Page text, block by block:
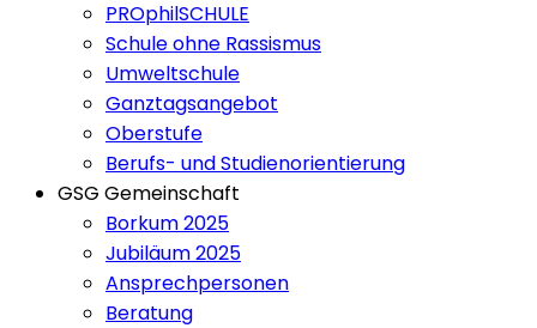
PROphilSCHULE
Schule ohne Rassismus
Umweltschule
Ganztagsangebot
Oberstufe
Berufs- und Studienorientierung
GSG Gemeinschaft
Borkum 2025
Jubiläum 2025
Ansprechpersonen
Beratung